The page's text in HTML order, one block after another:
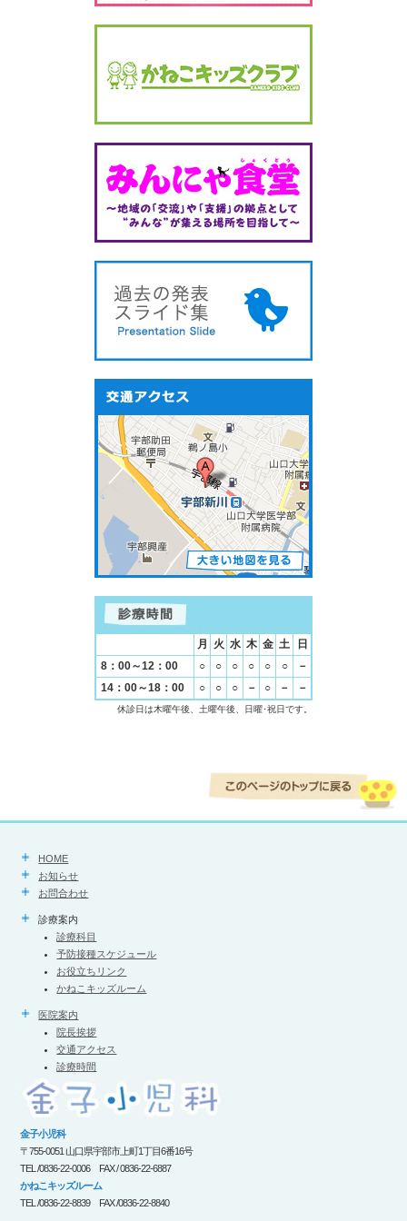
月 火 水 木 金 土
日
8：00～12：00
○ ○ ○ ○ ○ ○
－
14：00～18：00
○ ○ ○ － ○ － －
休診日は木曜午後、土曜午後、日曜･祝日です。
HOME
お知らせ
お問合わせ
診療案内
診療科目
予防接種スケジュール
お役立ちリンク
かねこキッズルーム
医院案内
院長挨拶
交通アクセス
診療時間
金子小児科
〒755-0051 山口県宇部市上町1丁目6番16号
TEL /0836-22-0006 FAX / 0836-22-6887
かねこキッズルーム
TEL /0836-22-8839 FAX /0836-22-8840